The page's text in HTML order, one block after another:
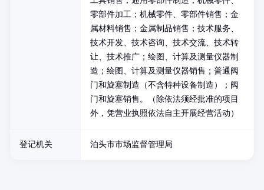
零部件加工；机械零件、零部件销售；金
属材料销售；金属制品销售；技术服务、
技术开发、技术咨询、技术交流、技术转
让、技术推广；绘图、计算及测量仪器制
造；绘图、计算及测量仪器销售；普通阀
门和旋塞制造（不含特种设备制造）；阀
门和旋塞销售。（除依法须经批准的项目
外，凭营业执照依法自主开展经营活动）
登记机关 泊头市市场监督管理局